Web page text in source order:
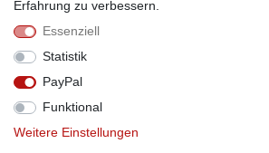
Stephan Roth GmbH
Erfahrung zu verbessern.
Essenziell
Statistik
PayPal
Funktional
Weitere Einstellungen